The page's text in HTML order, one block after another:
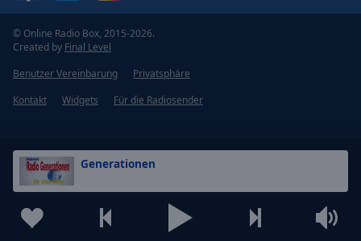
Generationen
© Online Radio Box, 2015-2026.
Created by Final Level
Benutzer Vereinbarung
Privatsphäre
Kontakt
Widgets Für die Radiosender